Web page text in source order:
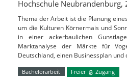
Hochschule Neubrandenburg,
Thema der Arbeit ist die Planung
um die Kulturen Körnermais und
in einer ackerbaulichen
Marktanalyse der Märkte für
Deutschland, einen Businessplan
Bachelorarbeit Freier Zugang